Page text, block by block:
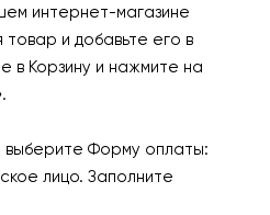
интернет-магазине
и добавьте его в
в Корзину и нажмите на
выберите Форму оплаты:
лицо. Заполните